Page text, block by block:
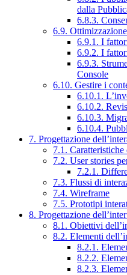
dalla
6.8.3.
6.9.
6.9.1. I
6.9.2. I
6.9.3.
Console
6.10. Gestire i
6.10.1.
6.10.2.
6.10.3.
6.10.4.
7. Progettazione
7.1. Caratteristiche
7.2. User stories
7.2.1.
7.3. Flussi di
7.4. Wireframe
7.5. Prototipi
8. Progettazione
8.1. Obiettivi
8.2. Elementi
8.2.1.
8.2.2.
8.2.3.